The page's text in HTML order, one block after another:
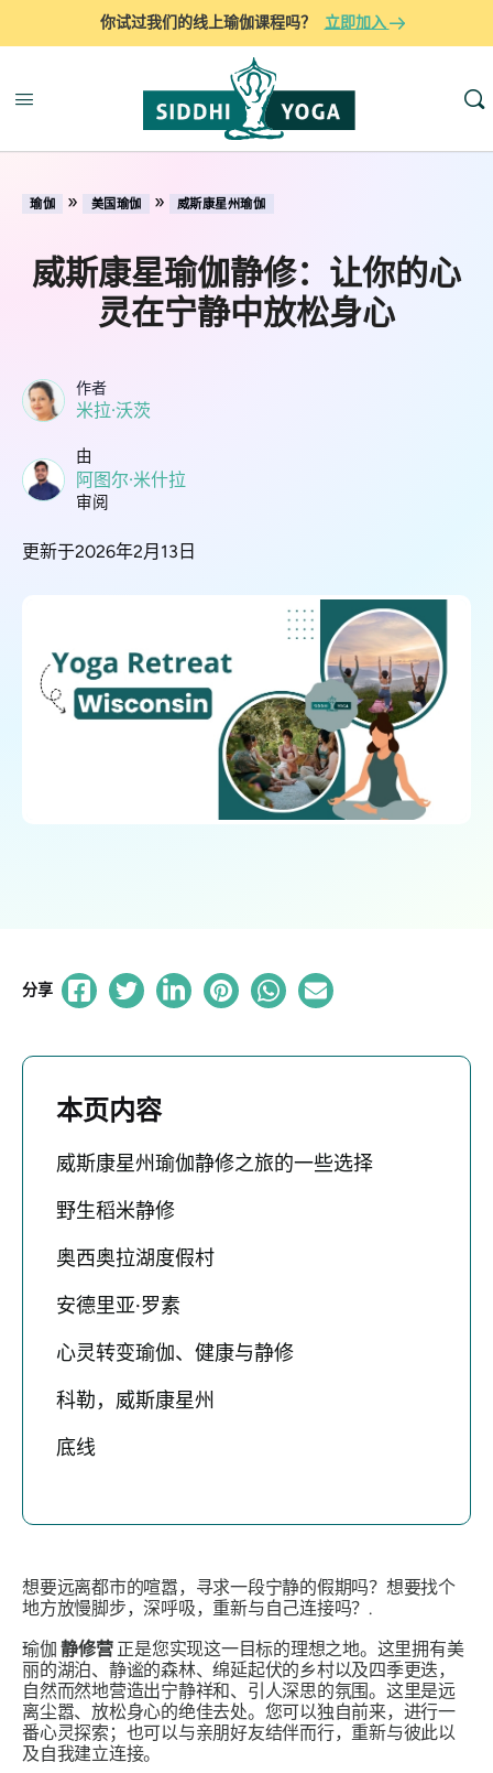
你试过我们的线上瑜伽课程吗？ 立即加入
瑜伽 » 美国瑜伽 » 威斯康星州瑜伽
威斯康星瑜伽静修：让你的心
灵在宁静中放松身心
作者
米拉·沃茨
由
阿图尔·米什拉
审阅
更新于2026年2月13日
分享
本页内容
威斯康星州瑜伽静修之旅的一些选择
野生稻米静修
奥西奥拉湖度假村
安德里亚·罗素
心灵转变瑜伽、健康与静修
科勒，威斯康星州
底线
想要远离都市的喧嚣，寻求一段宁静的假期吗？想要找个
地方放慢脚步，深呼吸，重新与自己连接吗？.
瑜伽静修营正是您实现这一目标的理想之地。这里拥有美
丽的湖泊、静谧的森林、绵延起伏的乡村以及四季更迭，
自然而然地营造出宁静祥和、引人深思的氛围。这里是远
离尘嚣、放松身心的绝佳去处。您可以独自前来，进行一
番心灵探索；也可以与亲朋好友结伴而行，重新与彼此以​​
及自我建立连接。